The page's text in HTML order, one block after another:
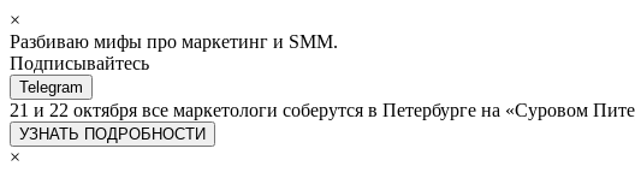
×
Разбиваю мифы про маркетинг и SMM.
Подписывайтесь
Telegram
21 и 22 октября все маркетологи соберутся в Петербурге на «Суровом
УЗНАТЬ ПОДРОБНОСТИ
×